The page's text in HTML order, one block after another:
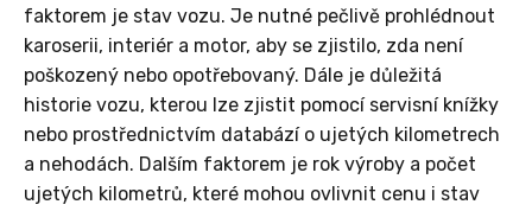
faktorem je stav vozu. Je nutné pečlivě prohlédnout
karoserii, interiér a motor, aby se zjistilo, zda není
poškozený nebo opotřebovaný. Dále je důležitá
historie vozu, kterou lze zjistit pomocí servisní knížky
nebo prostřednictvím databází o ujetých kilometrech
a nehodách. Dalším faktorem je rok výroby a počet
ujetých kilometrů, které mohou ovlivnit cenu i stav